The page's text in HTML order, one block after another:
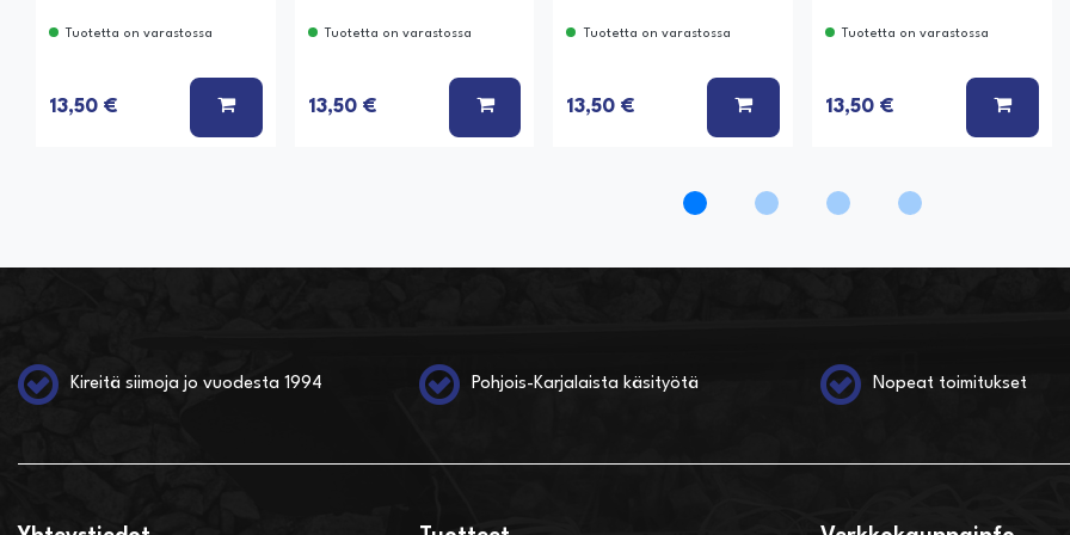
Tuotetta on varastossa
13,50 € LISÄÄ KORIIN
Tuotetta on varastossa
13,50 € LISÄÄ KORIIN
Tuotetta on varastossa
13,50 € LISÄÄ KORIIN
Tuotetta on varastossa
13,50 € LISÄÄ
Kireitä siimoja jo vuodesta 1994 Pohjois-Karjalaista käsityötä Nopeat toimitukset